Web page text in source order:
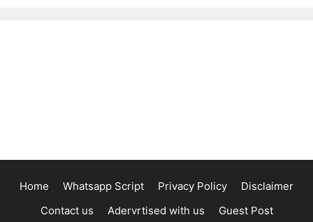
Home Whatsapp Script Privacy Policy
Disclaimer
Contact us
Adervrtised with us Guest Post